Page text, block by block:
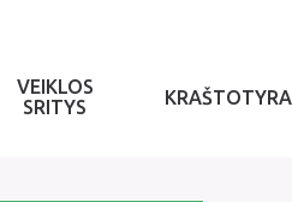
VEIKLOS
SRITYS
KRAŠTOTYRA